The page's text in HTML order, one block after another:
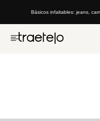
Básicos infaltables: jeans,